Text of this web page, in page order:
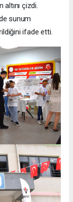
altını çizdi.
sunum
ifade etti.